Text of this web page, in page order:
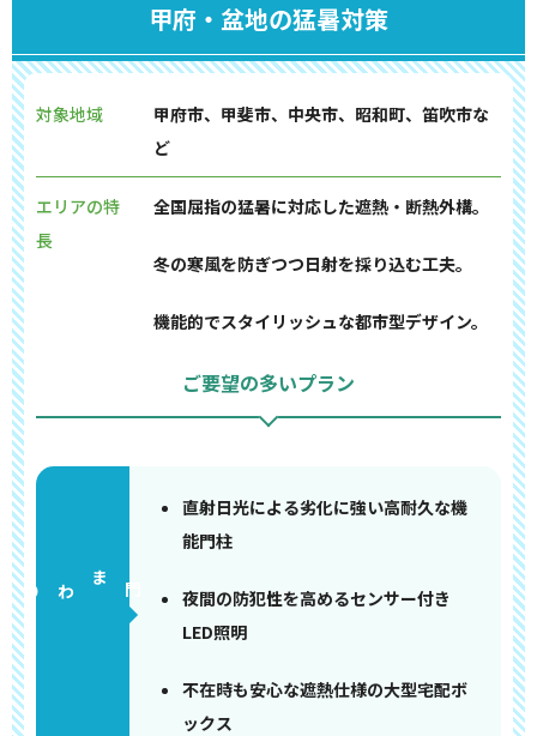
甲府・盆地の猛暑対策
対象地域
甲府市、甲斐市、中央市、昭和町、笛吹市な
ど
エリアの特
長
全国屈指の猛暑に対応した遮熱・断熱外構。
冬の寒風を防ぎつつ日射を採り込む工夫。
機能的でスタイリッシュな都市型デザイン。
ご要望の多いプラン
門まわり
直射日光による劣化に強い高耐久な機
能門柱
夜間の防犯性を高めるセンサー付き
LED照明
不在時も安心な遮熱仕様の大型宅配ボ
ックス